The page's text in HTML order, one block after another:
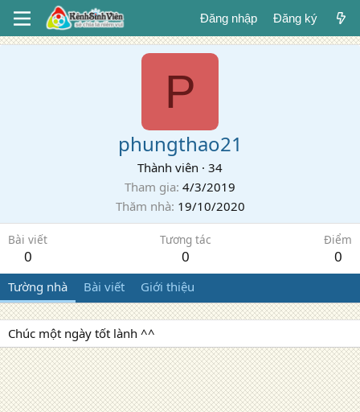
Đăng nhập Đăng ký
P
phungthao21
Thành viên · 34
Tham gia 4/3/2019
Thăm nhà 19/10/2020
Bài viết
0
Tương tác
0
Điểm
0
Tường nhà Bài viết Giới thiệu
Chúc một ngày tốt lành ^^